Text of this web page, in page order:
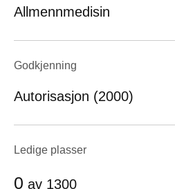
Allmennmedisin
Godkjenning
Autorisasjon (2000)
Ledige plasser
0 av 1300